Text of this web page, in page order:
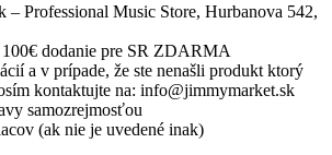
– Professional Music Store, Hurbanova 542,
100€ dodanie pre SR ZDARMA
a v prípade, že ste nenašli produkt ktorý
kontaktujte na: info@jimmymarket.sk
samozrejmosťou
(ak nie je uvedené inak)